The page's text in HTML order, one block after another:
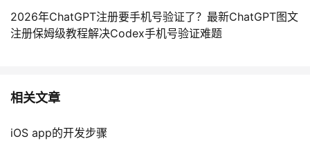
2026年ChatGPT注册要手机号验证了？最新ChatGPT图文
注册保姆级教程解决Codex手机号验证难题
相关文章
iOS app的开发步骤